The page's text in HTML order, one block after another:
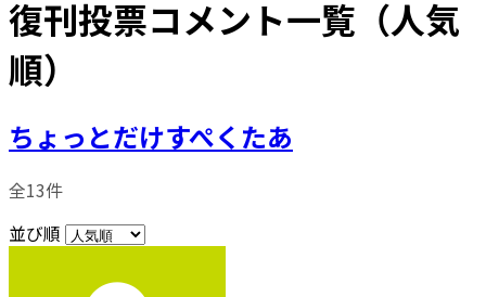
復刊投票コメント一覧（人気
順）
ちょっとだけすぺくたあ
全13件
並び順